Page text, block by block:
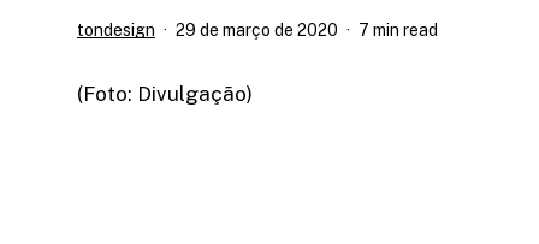
tondesign 29 de março de 2020 7 min read
(Foto: Divulgação)